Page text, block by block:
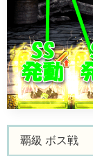
覇級 ボス戦